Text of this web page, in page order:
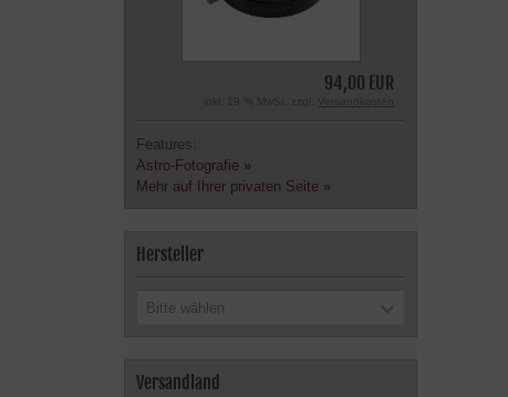
94,00 EUR
inkl. 19 % MwSt. zzgl.
Features:
Astro-Fotografie »
Mehr auf Ihrer privaten Seite »
Hersteller
Bitte wählen
Versandland